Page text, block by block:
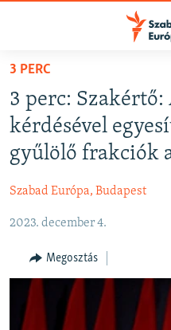
Akadálymentes
Ugrás
fő
oldalra
tartalomjegyzékre
AKTUÁLIS
PODCASTOK
ELEMZŐ
NER15
SZABADON
TÁRSADALOM
DEMOKRÁCIA
3 PERC
3 perc:
kérdésével
gyűlölő frakciók
Szabad Európa, Budapest
2023. december 4.
Megosztás